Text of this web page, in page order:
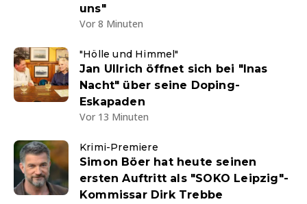
uns"
Vor 8 Minuten
"Hölle und Himmel"
Jan Ullrich öffnet sich bei "Inas
Nacht" über seine Doping-
Eskapaden
Vor 13 Minuten
Krimi-Premiere
Simon Böer hat heute seinen
ersten Auftritt als "SOKO Leipzig"-
Kommissar Dirk Trebbe